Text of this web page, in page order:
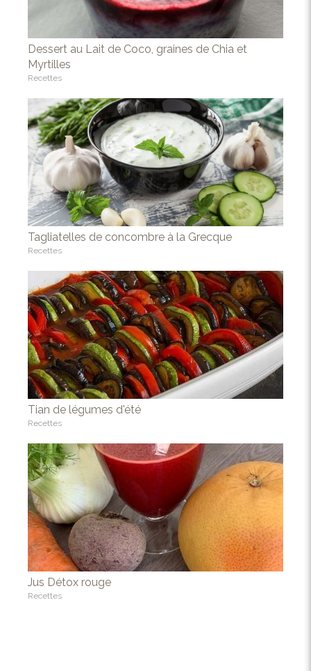
Dessert au Lait de Coco, graines de Chia et
Myrtilles
Recettes
Tagliatelles de concombre à la Grecque
Recettes
Tian de légumes d'été
Recettes
Jus Détox rouge
Recettes